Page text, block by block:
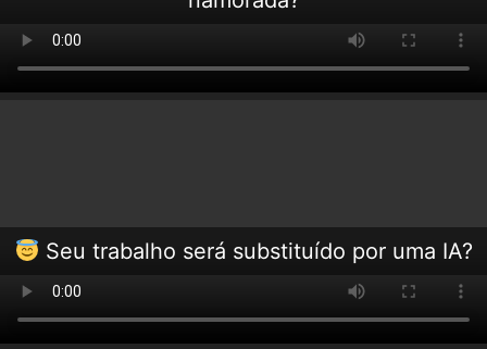
Seu trabalho será substituído por uma IA?